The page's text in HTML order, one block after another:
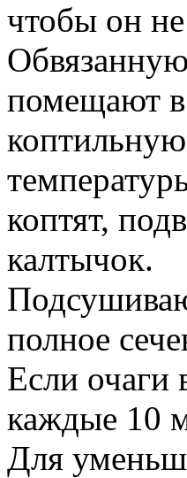
чтобы он
помещают в
коптят,
калтычок.
полное
Если очаги
каждые 10
Для